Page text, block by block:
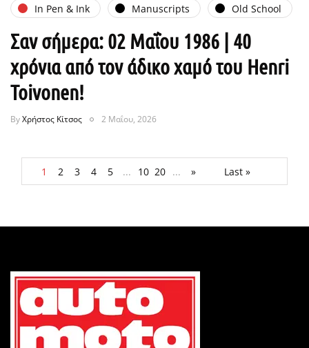
In Pen & Ink Manuscripts Old School
Σαν σήμερα: 02 Μαΐου 1986 | 40
χρόνια από τον άδικο χαμό του Henri
Toivonen!
ByΧρήστος Κίτσος 2 Μαΐου, 2026
1 2 3 4 5 ... 10 20 ... » Last »